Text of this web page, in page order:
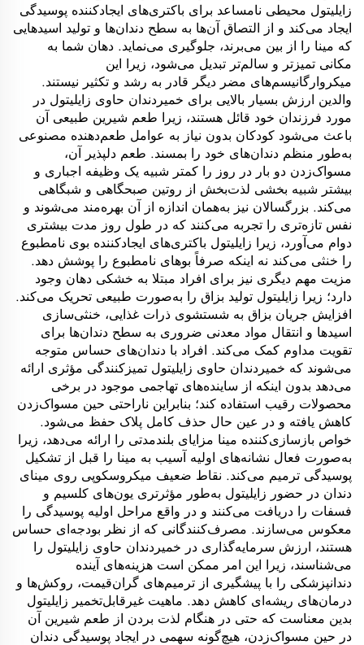
زایلیتول محیطی نامساعد برای باکتری‌های ایجادکننده پوسیدگی
ایجاد می‌کند و از التصاق آن‌ها به سطح دندان‌ها و تولید اسیدهایی
که مینا را از بین می‌برند، جلوگیری می‌نماید. دهان شما به
مکانی تمیزتر و سالم‌تر تبدیل می‌شود، زیرا این
میکروارگانیسم‌های مضر دیگر قادر به رشد و تکثیر نیستند.
والدین ارزش بسیار بالایی برای خمیردندان حاوی زایلیتول در
مورد فرزندان خود قائل هستند، زیرا طعم شیرین طبیعی آن
باعث می‌شود کودکان بدون نیاز به عوامل طعم‌دهنده مصنوعی
به‌طور منظم دندان‌های خود را بمسند. طعم دلپذیر آن،
مسواک‌زدن دو بار در روز را کمتر شبیه یک وظیفه اجباری و
بیشتر شبیه بخشی لذت‌بخش از روتین صبحگاهی و شبگاهی
می‌کند. بزرگسالان نیز به‌همان اندازه از آن بهره‌مند می‌شوند و
نفس تازه‌تری را تجربه می‌کنند که در طول روز مدت بیشتری
دوام می‌آورد، زیرا زایلیتول باکتری‌های ایجادکننده بوی نامطبوع
را خنثی می‌کند نه اینکه صرفاً بوهای نامطبوع را پوشش دهد.
مزیت مهم دیگری نیز برای افراد مبتلا به خشکی دهان وجود
دارد؛ زیرا زایلیتول تولید بزاق را به‌صورت طبیعی تحریک می‌کند.
افزایش جریان بزاق به شستشوی ذرات غذایی، خنثی‌سازی
اسیدها و انتقال مواد معدنی ضروری به سطح دندان‌ها برای
تقویت مداوم کمک می‌کند. افراد با دندان‌های حساس متوجه
می‌شوند که خمیردندان حاوی زایلیتول تمیزکنندگی مؤثری ارائه
می‌دهد بدون اینکه از ساینده‌های تهاجمی موجود در برخی
محصولات رقیب استفاده کند؛ بنابراین ناراحتی حین مسواک‌زدن
کاهش یافته و در عین حال حذف کامل پلاک حفظ می‌شود.
خواص بازسازی‌کننده مینا مزایای بلندمدتی را ارائه می‌دهد، زیرا
به‌صورت فعال نشانه‌های اولیه آسیب به مینا را قبل از تشکیل
پوسیدگی ترمیم می‌کند. نقاط ضعیف میکروسکوپی روی مینای
دندان در حضور زایلیتول به‌طور مؤثرتری یون‌های کلسیم و
فسفات را دریافت می‌کنند و در واقع مراحل اولیه پوسیدگی را
معکوس می‌سازند. مصرف‌کنندگانی که از نظر بودجه‌ای حساس
هستند، ارزش سرمایه‌گذاری در خمیردندان حاوی زایلیتول را
می‌شناسند، زیرا این امر ممکن است هزینه‌های آینده
دندانپزشکی را با پیشگیری از ترمیم‌های گران‌قیمت، روکش‌ها و
درمان‌های ریشه‌ای کاهش دهد. ماهیت غیرقابل‌تخمیر زایلیتول
بدین معناست که حتی در هنگام لذت بردن از طعم شیرین آن
در حین مسواک‌زدن، هیچ‌گونه سهمی در ایجاد پوسیدگی دندان